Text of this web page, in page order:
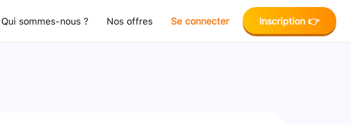
Qui sommes-nous ? Nos offres Se connecter Inscription 👉